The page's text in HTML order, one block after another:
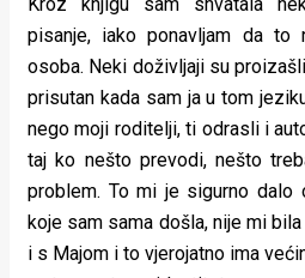
pisanje, iako ponavljam da
osoba. Neki doživljaji su
prisutan kada sam ja u tom
nego moji roditelji, ti odrasli i
taj ko nešto prevodi, nešto
problem. To mi je sigurno dalo
koje sam sama došla, nije mi
i s Majom i to vjerojatno ima